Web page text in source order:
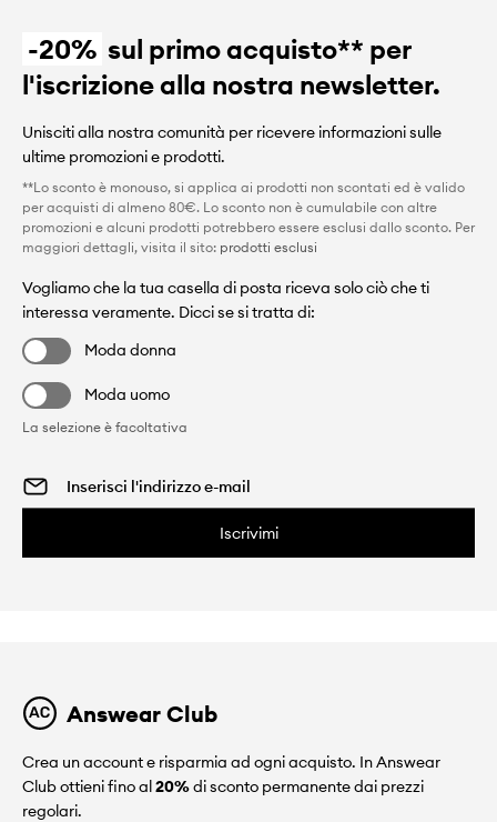
-20% sul primo acquisto** per
l'iscrizione alla nostra newsletter.
Unisciti alla nostra comunità per ricevere informazioni sulle
ultime promozioni e prodotti.
**Lo sconto è monouso, si applica ai prodotti non scontati ed è valido
per acquisti di almeno 80€. Lo sconto non è cumulabile con altre
promozioni e alcuni prodotti potrebbero essere esclusi dallo sconto. Per
maggiori dettagli, visita il sito: prodotti esclusi
Vogliamo che la tua casella di posta riceva solo ciò che ti
interessa veramente. Dicci se si tratta di:
Moda donna
Moda uomo
La selezione è facoltativa
Iscrivimi
Answear Club
Crea un account e risparmia ad ogni acquisto. In Answear
Club ottieni fino al20%di sconto permanente dai prezzi
regolari.